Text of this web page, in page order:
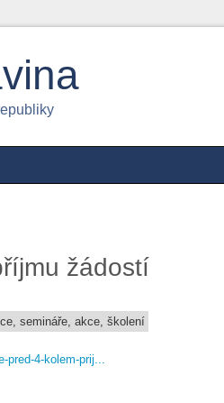
žádostí
semináře, akce, školení
pred-4-kolem-prij...